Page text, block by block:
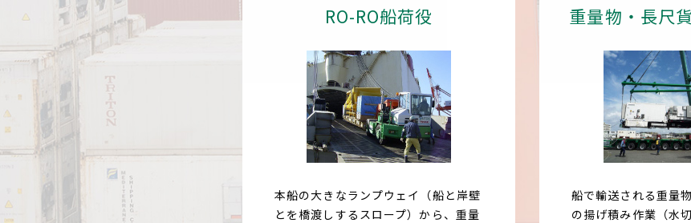
RO-RO船荷役
本船の大きなランプウェイ（船と岸壁
とを橋渡しするスロープ）から、重量
重量物・長尺
船で輸送される重量
の揚げ積み作業（水